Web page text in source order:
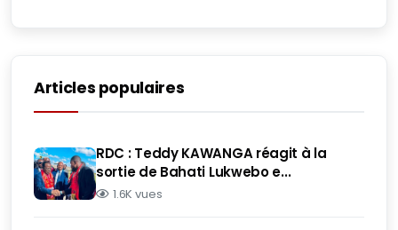
Articles populaires
RDC : Teddy KAWANGA réagit à la
sortie de Bahati Lukwebo e...
1.6K vues